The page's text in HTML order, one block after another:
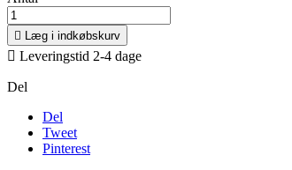
 Læg i indkøbskurv
 Leveringstid 2-4 dage
Del
Del
Tweet
Pinterest